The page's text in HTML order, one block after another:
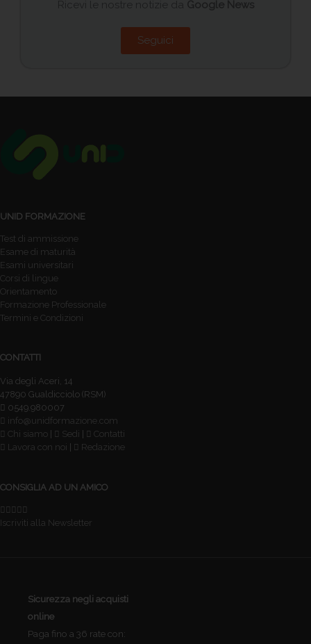
Seguici
UNID FORMAZIONE
Test di ammissione
Esame di maturità
Esami universitari
Corsi di lingue
Orientamento
Formazione Professionale
Termini e Condizioni
CONTATTI
Via degli Aceri, 14
47890 Gualdicciolo (RSM)
0549.980007
info@unidformazione.com
Chi siamo
Sedi
Contatti
Lavora con noi
Redazione
CONSIGLIA AD UN AMICO
Iscriviti alla Newsletter
Sicurezza negli acquisti
online
Paga fino a 36 rate con: